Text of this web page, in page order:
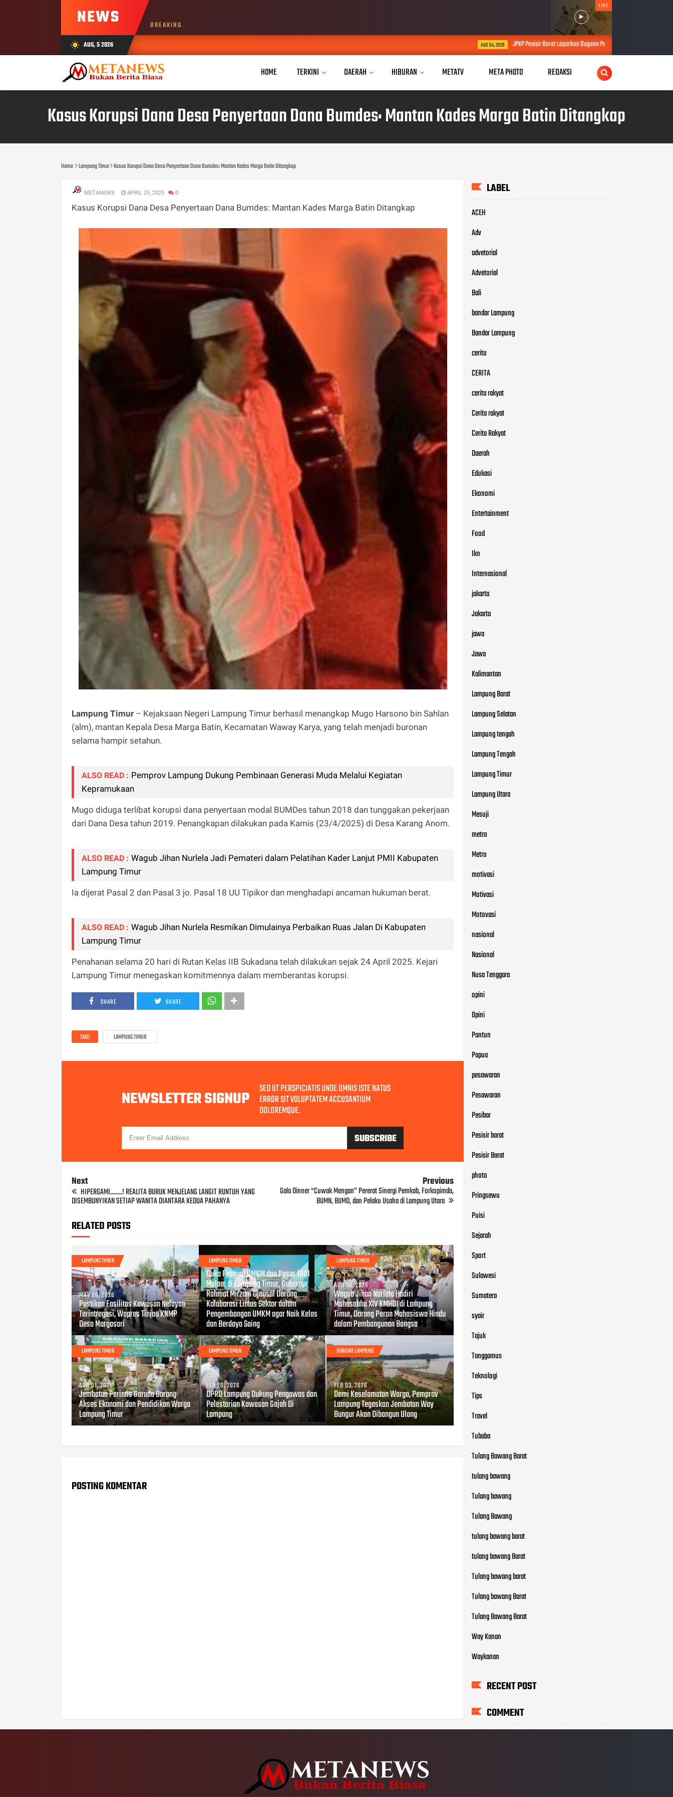
NEWS BREAKING
LIVE
wb_sunny AUG, 5 2026 JPKP Pesisir Barat Laporkan Dugaan Permasalahan Proyek SPAM Senilai Lebih dari Rp4 Miliar ke
HOME TERKINI DAERAH HIBURAN METATV META PHOTO REDAKSI
Kasus Korupsi Dana Desa Penyertaan Dana Bumdes: Mantan Kades Marga Batin Ditangkap
Home Lampung Timur Kasus Korupsi Dana Desa Penyertaan Dana Bumdes: Mantan Kades Marga Batin Ditangkap
METANEWS APRIL 25, 2025 0
Kasus Korupsi Dana Desa Penyertaan Dana Bumdes: Mantan Kades Marga Batin Ditangkap
Lampung Timur – Kejaksaan Negeri Lampung Timur berhasil menangkap Mugo Harsono bin Sahlan
(alm), mantan Kepala Desa Marga Batin, Kecamatan Waway Karya, yang telah menjadi buronan
selama hampir setahun.
ALSO READ : Pemprov Lampung Dukung Pembinaan Generasi Muda Melalui Kegiatan
Kepramukaan
Mugo diduga terlibat korupsi dana penyertaan modal BUMDes tahun 2018 dan tunggakan pekerjaan
dari Dana Desa tahun 2019. Penangkapan dilakukan pada Kamis (23/4/2025) di Desa Karang Anom.
ALSO READ : Wagub Jihan Nurlela Jadi Pemateri dalam Pelatihan Kader Lanjut PMII Kabupaten
Lampung Timur
Ia dijerat Pasal 2 dan Pasal 3 jo. Pasal 18 UU Tipikor dan menghadapi ancaman hukuman berat.
ALSO READ : Wagub Jihan Nurlela Resmikan Dimulainya Perbaikan Ruas Jalan Di Kabupaten
Lampung Timur
Penahanan selama 20 hari di Rutan Kelas IIB Sukadana telah dilakukan sejak 24 April 2025. Kejari
Lampung Timur menegaskan komitmennya dalam memberantas korupsi.
SHARE SHARE
TAGS LAMPUNG TIMUR
NEWSLETTER SIGNUP SED UT PERSPICIATIS UNDE OMNIS ISTE NATUS
ERROR SIT VOLUPTATEM ACCUSANTIUM
DOLOREMQUE.
Next
HIPERGAMI........! REALITA BURUK MENJELANG LANGIT RUNTUH YANG
DISEMBUNYIKAN SETIAP WANITA DIANTARA KEDUA PAHANYA
Previous
Gala Dinner “Cuwak Mengan” Pererat Sinergi Pemkab, Forkopimda,
BUMN, BUMD, dan Pelaku Usaha di Lampung Utara
RELATED POSTS
LAMPUNG TIMUR
MAY 08, 2026
Pastikan Fasilitas Kawasan Nelayan
Terintregasi, Wapres Tinjau KNMP
Desa Margasari
LAMPUNG TIMUR
APR 17, 2026
Buka Festival UMKM dan Pasar 1001
Malam di Lampung Timur, Gubernur
Rahmat Mirzani Djausal Dorong
Kolaborasi Lintas Sektor dalam
Pengembangan UMKM agar Naik Kelas
dan Berdaya Saing
LAMPUNG TIMUR
APR 03, 2026
Wagub Jihan Nurlela Hadiri
Mahasabha XIV KMHDI di Lampung
Timur, Dorong Peran Mahasiswa Hindu
dalam Pembangunan Bangsa
LAMPUNG TIMUR
APR 01, 2026
Jembatan Perintis Garuda Dorong
Akses Ekonomi dan Pendidikan Warga
Lampung Timur
LAMPUNG TIMUR
FEB 20, 2026
DPRD Lampung Dukung Pengawas dan
Pelestarian Kawasan Gajah Di
Lampung
BANDAR LAMPUNG
FEB 03, 2026
Demi Keselamatan Warga, Pemprov
Lampung Tegaskan Jembatan Way
Bungur Akan Dibangun Ulang
POSTING KOMENTAR
LABEL
ACEH
Adv
advetorial
Advetorial
Bali
bandar Lampung
Bandar Lampung
cerita
CERITA
cerita rakyat
Cerita rakyat
Cerita Rakyat
Daerah
Edukasi
Ekonomi
Entertainment
Food
Ikn
Internasional
jakarta
Jakarta
jawa
Jawa
Kalimantan
Lampung Barat
Lampung Selatan
Lampung tengah
Lampung Tengah
Lampung Timur
Lampung Utara
Mesuji
metro
Metro
motivasi
Motivasi
Motovasi
nasional
Nasional
Nusa Tenggara
opini
Opini
Pantun
Papua
pesawaran
Pesawaran
Pesibar
Pesisir barat
Pesisir Barat
photo
Pringsewu
Puisi
Sejarah
Sport
Sulawesi
Sumatera
syair
Tajuk
Tanggamus
Teknologi
Tips
Travel
Tubaba
Tulang Bawang Barat
tulang bawang
Tulang bawang
Tulang Bawang
tulang bawang barat
tulang bawang Barat
Tulang bawang barat
Tulang bawang Barat
Tulang Bawang Barat
Way Kanan
Waykanan
RECENT POST
COMMENT